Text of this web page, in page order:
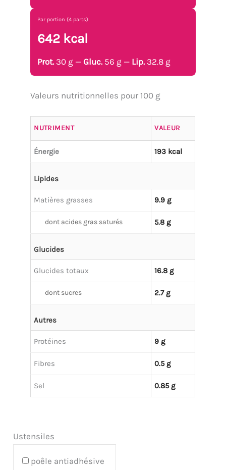
Par portion (4 parts)
642 kcal
Prot.30 g —Gluc.56 g — Lip.32.8 g
Valeurs nutritionnelles pour 100 g
NUTRIMENT VALEUR
Énergie 193 kcal
Lipides
Matières grasses 9.9 g
dont acides gras saturés 5.8 g
Glucides
Glucides totaux 16.8 g
dont sucres 2.7 g
Autres
Protéines 9 g
Fibres 0.5 g
Sel 0.85 g
Ustensiles
poêle antiadhésive